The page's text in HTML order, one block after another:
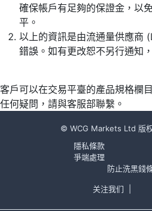
確保帳戶有足夠的保證金，以
平。
以上的資訊是由流通量供應商
錯誤。如有更改恕不另行通知
客戶可以在交易平臺的產品規格欄
任何疑問，請與客服部聯繫。
© WCG Markets Ltd 版
隱私條款
爭端處理
防止洗黑錢
关注我们